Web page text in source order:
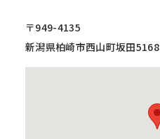
〒949-4135
新潟県柏崎市西山町坂田5168